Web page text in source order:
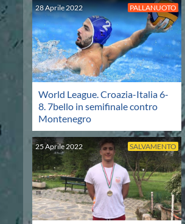
Campionato A2 Maschile
A2 Femminile
Campionato B Maschile
Campionati 2003-2017
Finali Giovanili
Trofei delle Regioni
CoMeN Cup
News
Flash News
Waterpolo Channel
Tuffi
Eventi
Norme e documenti
Risultati e Classifiche
Azzurri
News
Flash News
PALLANUOTO
28Aprile2022
World League. Croazia-Italia 6-
8. 7bello in semifinale contro
Montenegro
SALVAMENTO
25Aprile 2022